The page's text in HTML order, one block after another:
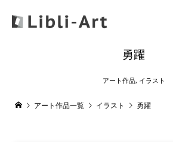
勇躍
アート作品, イラスト
アート作品一覧 イラスト 勇躍